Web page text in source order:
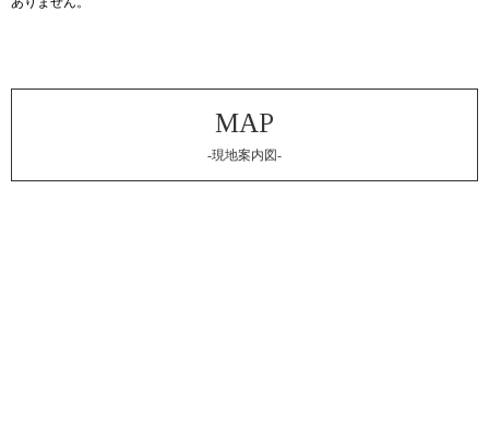
-現地案内図-